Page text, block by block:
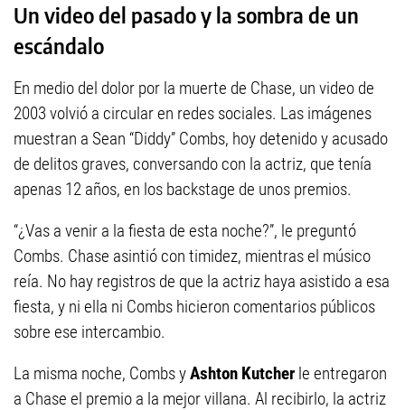
Un video del pasado y la sombra de un
escándalo
En medio del dolor por la muerte de Chase, un video de
2003 volvió a circular en redes sociales. Las imágenes
muestran a Sean “Diddy” Combs, hoy detenido y acusado
de delitos graves, conversando con la actriz, que tenía
apenas 12 años, en los backstage de unos premios.
“¿Vas a venir a la fiesta de esta noche?”, le preguntó
Combs. Chase asintió con timidez, mientras el músico
reía. No hay registros de que la actriz haya asistido a esa
fiesta, y ni ella ni Combs hicieron comentarios públicos
sobre ese intercambio.
La misma noche, Combs yAshton Kutcher le entregaron
a Chase el premio a la mejor villana. Al recibirlo, la actriz